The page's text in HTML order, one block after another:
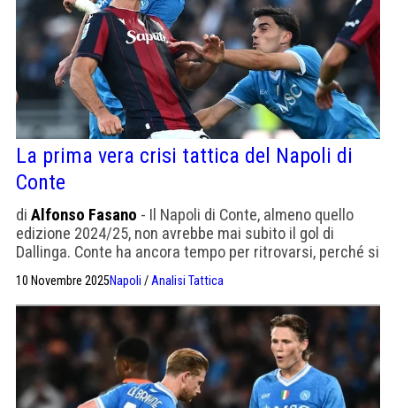
La prima vera crisi tattica del Napoli di
Conte
di Alfonso Fasano - Il Napoli di Conte, almeno quello
edizione 2024/25, non avrebbe mai subito il gol di
Dallinga. Conte ha ancora tempo per ritrovarsi, perché si
è smarrito anche lui
10 Novembre 2025Napoli /Analisi Tattica